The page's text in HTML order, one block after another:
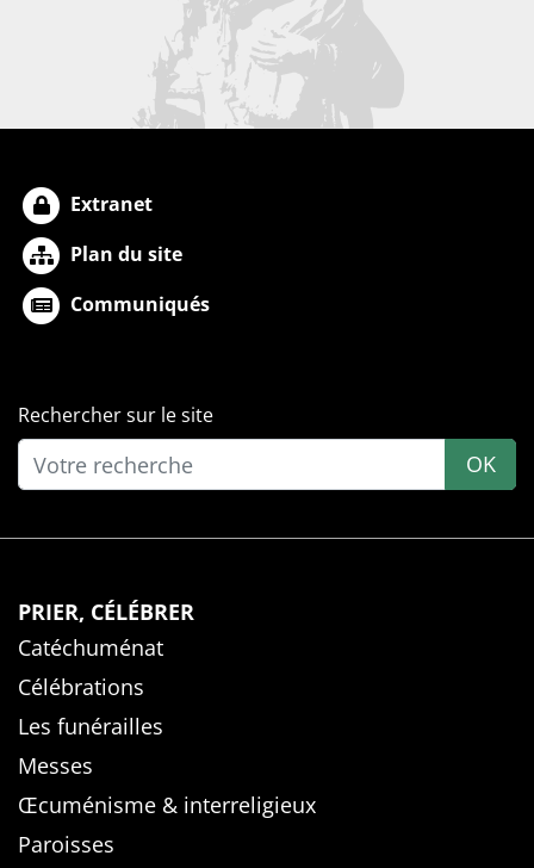
Extranet
Plan du site
Communiqués
Rechercher sur le site
OK
PRIER, CÉLÉBRER
Catéchuménat
Célébrations
Les funérailles
Messes
Œcuménisme & interreligieux
Paroisses